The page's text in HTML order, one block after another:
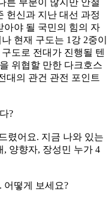
른 부분이 많지만 안철
헌신과 지난 대선 과정
아야 될 국민의 힘의 자
현재 구도는 1강 2중이
도로 전대가 진행될 텐
위협할 만한 다크호스
대의 관건 관전 포인트
?
렸어요. 지금 나와 있는
양향자, 장성민 누가 4
어떻게 보세요?